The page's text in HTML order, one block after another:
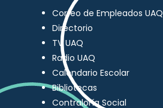
Correo de Empleados UAQ
Directorio
TV UAQ
Radio UAQ
Calendario Escolar
Bibliotecas
Contraloría Social